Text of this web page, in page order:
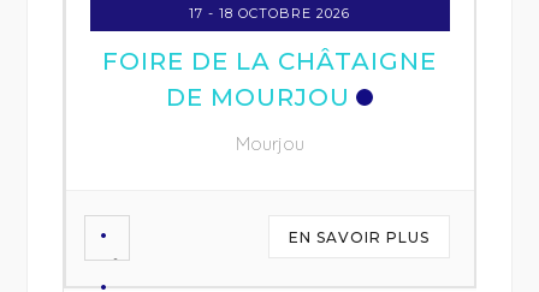
17 - 18 OCTOBRE 2026
FOIRE DE LA CHÂTAIGNE
DE MOURJOU
Mourjou
EN SAVOIR PLUS